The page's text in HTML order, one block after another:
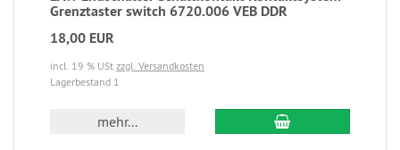
Grenztaster switch 6720.006 VEB DDR
18,00 EUR
incl. 19 % USt zzgl. Versandkosten
Lagerbestand 1
mehr...